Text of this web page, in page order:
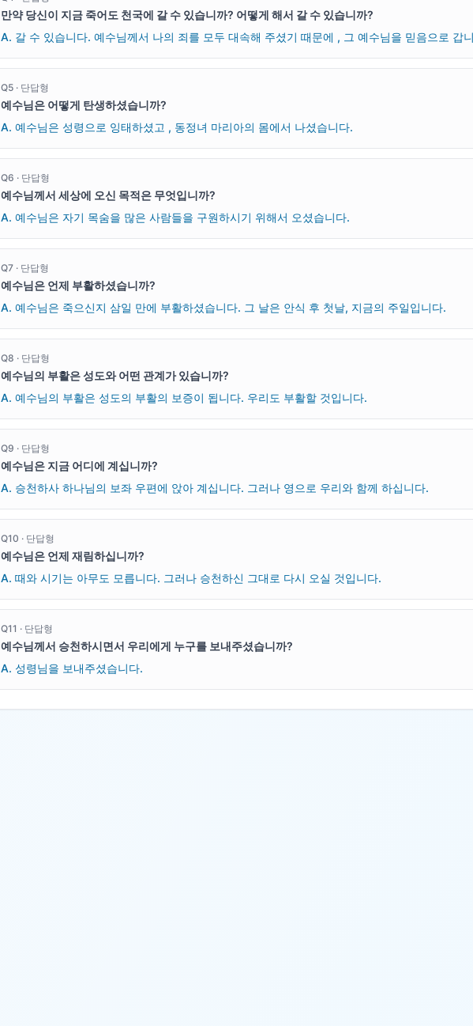
만약 당신이 지금 죽어도 천국에 갈 수 있습니까? 어떻게 해서 갈 수 있습니까?
A. 갈 수 있습니다. 예수님께서 나의 죄를 모두 대속해 주셨기 때문에 , 그 예수님을 믿음으로 갑
Q5 · 단답형
예수님은 어떻게 탄생하셨습니까?
A. 예수님은 성령으로 잉태하셨고 , 동정녀 마리아의 몸에서 나셨습니다.
Q6 · 단답형
예수님께서 세상에 오신 목적은 무엇입니까?
A. 예수님은 자기 목숨을 많은 사람들을 구원하시기 위해서 오셨습니다.
Q7 · 단답형
예수님은 언제 부활하셨습니까?
A. 예수님은 죽으신지 삼일 만에 부활하셨습니다. 그 날은 안식 후 첫날, 지금의 주일입니다.
Q8 · 단답형
예수님의 부활은 성도와 어떤 관계가 있습니까?
A. 예수님의 부활은 성도의 부활의 보증이 됩니다. 우리도 부활할 것입니다.
Q9 · 단답형
예수님은 지금 어디에 계십니까?
A. 승천하사 하나님의 보좌 우편에 앉아 계십니다. 그러나 영으로 우리와 함께 하십니다.
Q10 · 단답형
예수님은 언제 재림하십니까?
A. 때와 시기는 아무도 모릅니다. 그러나 승천하신 그대로 다시 오실 것입니다.
Q11 · 단답형
예수님께서 승천하시면서 우리에게 누구를 보내주셨습니까?
A. 성령님을 보내주셨습니다.